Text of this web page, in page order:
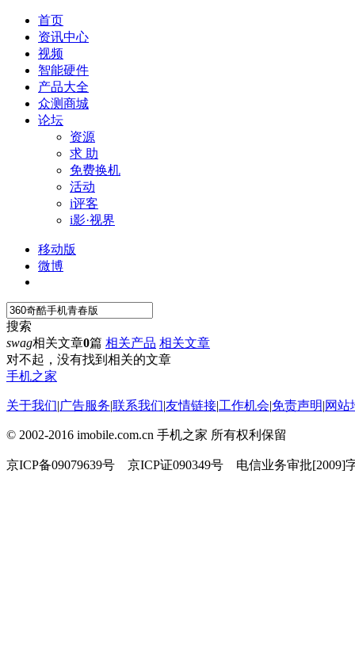
首页
资讯中心
视频
智能硬件
产品大全
众测商城
论坛
资源
求 助
免费换机
活动
i评客
i影·视界
移动版
微博
搜索
swag相关文章0篇 相关产品 相关文章
对不起，没有找到相关的文章
手机之家
关于我们|广告服务|联系我们|友情链接|工作机会|免责声明|网站
© 2002-2016 imobile.com.cn 手机之家 所有权利保留
京ICP备09079639号 京ICP证090349号 电信业务审批[2009]